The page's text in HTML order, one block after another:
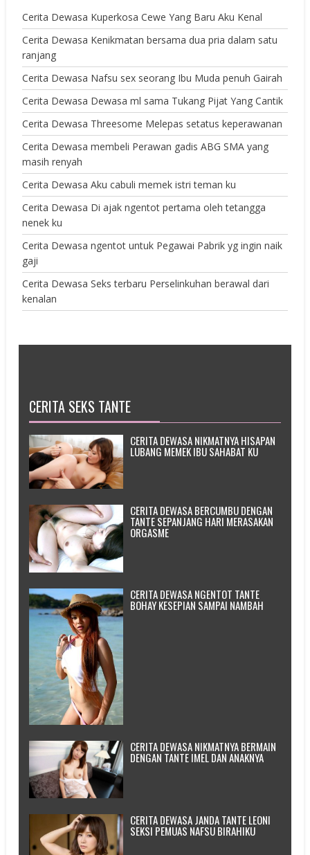
Cerita Dewasa Kuperkosa Cewe Yang Baru Aku Kenal
Cerita Dewasa Kenikmatan bersama dua pria dalam satu
ranjang
Cerita Dewasa Nafsu sex seorang Ibu Muda penuh Gairah
Cerita Dewasa Dewasa ml sama Tukang Pijat Yang Cantik
Cerita Dewasa Threesome Melepas setatus keperawanan
Cerita Dewasa membeli Perawan gadis ABG SMA yang
masih renyah
Cerita Dewasa Aku cabuli memek istri teman ku
Cerita Dewasa Di ajak ngentot pertama oleh tetangga
nenek ku
Cerita Dewasa ngentot untuk Pegawai Pabrik yg ingin naik
gaji
Cerita Dewasa Seks terbaru Perselinkuhan berawal dari
kenalan
CERITA SEKS TANTE
CERITA DEWASA NIKMATNYA HISAPAN
LUBANG MEMEK IBU SAHABAT KU
CERITA DEWASA BERCUMBU DENGAN
TANTE SEPANJANG HARI MERASAKAN
ORGASME
CERITA DEWASA NGENTOT TANTE
BOHAY KESEPIAN SAMPAI NAMBAH
CERITA DEWASA NIKMATNYA BERMAIN
DENGAN TANTE IMEL DAN ANAKNYA
CERITA DEWASA JANDA TANTE LEONI
SEKSI PEMUAS NAFSU BIRAHIKU